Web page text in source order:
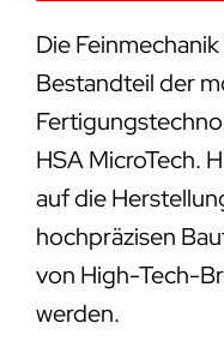
Die
Bestandteil der
HSA MicroTech.
auf die
hochpräzisen
von High-Tech-
werden.